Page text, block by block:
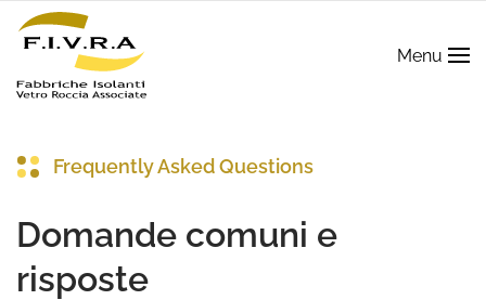
Menu
Frequently Asked Questions
Domande comuni e
risposte